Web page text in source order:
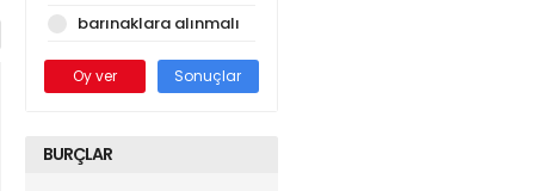
barınaklara alınmalı
Oy ver Sonuçlar
BURÇLAR